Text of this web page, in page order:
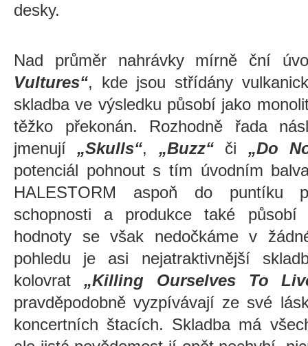
desky.
Nad průměr nahrávky mírně ční
Vultures“, kde jsou střídány
skladba ve výsledku působí jako
těžko překonán. Rozhodně řada
jmenují „Skulls“, „Buzz“či „Do
potenciál pohnout s tím úvodním
HALESTORM aspoň do puntíku
schopnosti a produkce také
hodnoty se však nedočkáme v
pohledu je asi nejatraktivnější
kolovrat „Killing Ourselves To
pravděpodobně vyzpívávají ze své
koncertních štacích. Skladba má